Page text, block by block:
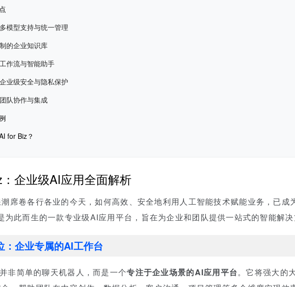
模型支持与统一管理
的企业知识库
作流与智能助手
业级安全与隐私保护
队协作与集成
for Biz？
企业级AI应用全面解析
席卷各行各业的今天，如何高效、安全地利用人工智能技术赋能业务，已
为此而生的一款专业级AI应用平台，旨在为企业和团队提供一站式的智能解
：企业专属的AI工作台
非简单的聊天机器人，而是一个专注于企业场景的AI应用平台。它将强大的